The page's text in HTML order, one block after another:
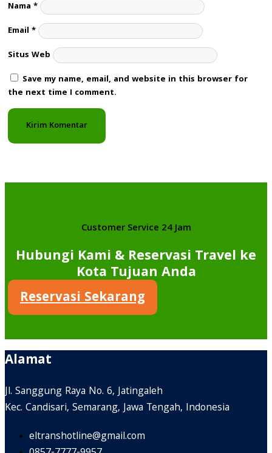
Nama *
Email *
Situs Web
Save my name, email, and website in this browser for
the next time I comment.
Customer Service 24 Jam
Hubungi Kami & Reservasi Travel ke
Kota Tujuan Anda
Reservasi Sekarang
Alamat
Jl. Sanggung Raya No. 6, Jatingaleh
Kec. Candisari, Semarang, Jawa Tengah, Indonesia
eltranshotline@gmail.com